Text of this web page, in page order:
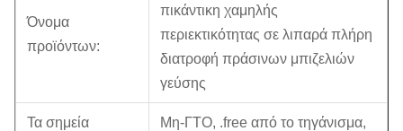
Όνομα
προϊόντων:
πικάντικη χαμηλής
περιεκτικότητας σε λιπαρά πλήρη
διατροφή πράσινων μπιζελιών
γεύσης
Τα σημεία
Μη-ΓΤΟ, .free από το τηγάνισμα,